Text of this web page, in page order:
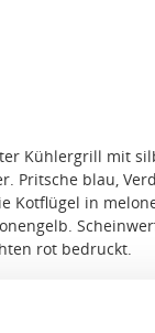
Kühlergrill mit
Pritsche blau,
Kotflügel in
rot bedruckt.